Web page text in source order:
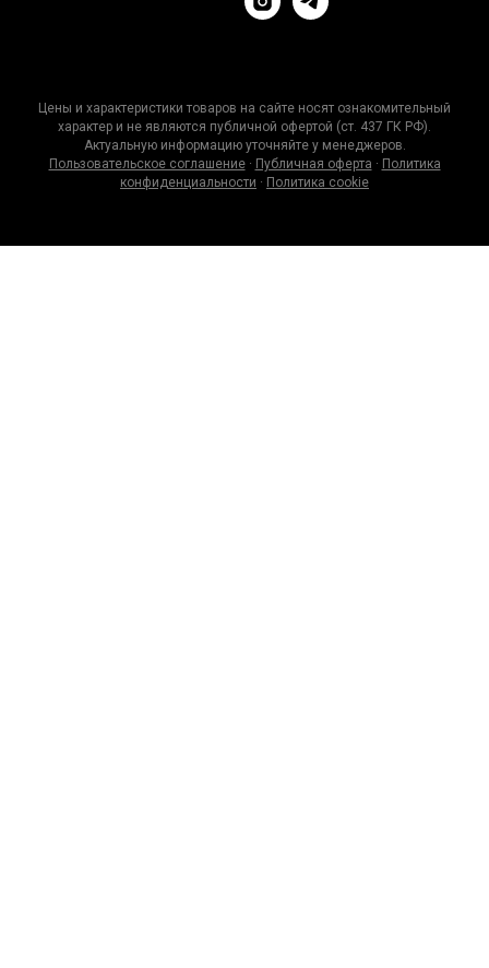
Цены и характеристики товаров на сайте носят ознакомительный
характер и не являются публичной офертой (ст. 437 ГК РФ).
Актуальную информацию уточняйте у менеджеров.
Пользовательское соглашение· Публичная оферта · Политика
конфиденциальности · Политика cookie